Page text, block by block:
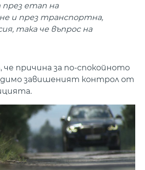
етап на
и през транспортна,
така че въпрос на
че причина за по-спокойното
завишеният контрол от